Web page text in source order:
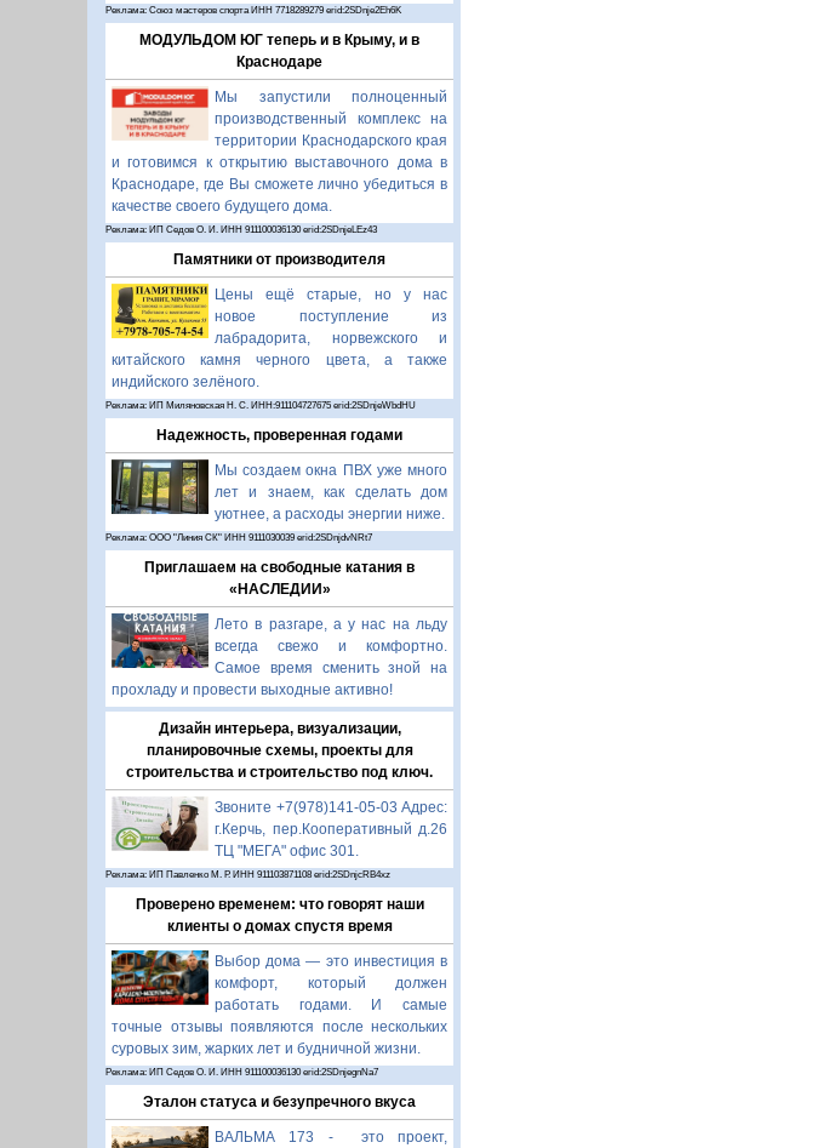
Реклама: Союз мастеров спорта ИНН 7718289279 erid:2SDnje2Eh6K
МОДУЛЬДОМ ЮГ теперь и в Крыму, и в
Краснодаре
Мы запустили полноценный
производственный комплекс на
территории Краснодарского края
и готовимся к открытию выставочного дома в
Краснодаре, где Вы сможете лично убедиться в
качестве своего будущего дома.
Реклама: ИП Седов О. И. ИНН 911100036130 erid:2SDnjeLEz43
Памятники от производителя
Цены ещё старые, но у нас
новое поступление из
лабрадорита, норвежского и
китайского камня черного цвета, а также
индийского зелёного.
Реклама: ИП Миляновская Н. С. ИНН:911104727675 erid:2SDnjeWbdHU
Надежность, проверенная годами
Мы создаем окна ПВХ уже много
лет и знаем, как сделать дом
уютнее, а расходы энергии ниже.
Реклама: ООО "Линия СК" ИНН 9111030039 erid:2SDnjdvNRt7
Приглашаем на свободные катания в
«НАСЛЕДИИ»
Лето в разгаре, а у нас на льду
всегда свежо и комфортно.
Самое время сменить зной на
прохладу и провести выходные активно!
Дизайн интерьера, визуализации,
планировочные схемы, проекты для
строительства и строительство под ключ.
Звоните +7(978)141-05-03 Адрес:
г.Керчь, пер.Кооперативный д.26
ТЦ "МЕГА" офис 301.
Реклама: ИП Павленко М. Р. ИНН 911103871108 erid:2SDnjcRB4xz
Проверено временем: что говорят наши
клиенты о домах спустя время
Выбор дома — это инвестиция в
комфорт, который должен
работать годами. И самые
точные отзывы появляются после нескольких
суровых зим, жарких лет и будничной жизни.
Реклама: ИП Седов О. И. ИНН 911100036130 erid:2SDnjegnNa7
Эталон статуса и безупречного вкуса
ВАЛЬМА 173 - это проект,